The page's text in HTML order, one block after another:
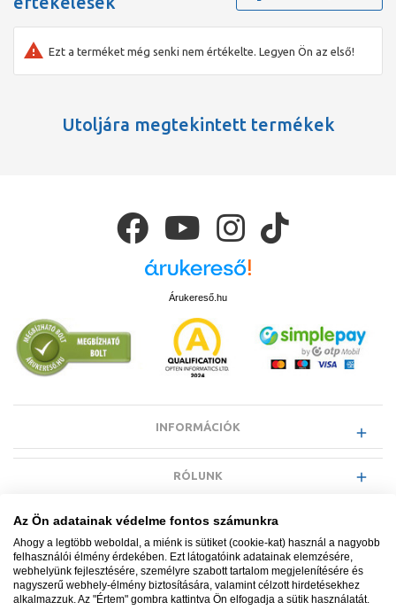
Ezt a terméket még senki nem értékelte. Legyen Ön az első!
Utoljára megtekintett termékek
Árukereső.hu
INFORMÁCIÓK
RÓLUNK
EGYÉB INFORMÁCIÓK
VÁSÁRLÓI INFORMÁCIÓK
Az Ön adatainak védelme fontos számunkra
Ahogy a legtöbb weboldal, a miénk is sütiket (cookie-kat) használ a nagyobb
felhasználói élmény érdekében. Ezt látogatóink adatainak elemzésére,
webhelyünk fejlesztésére, személyre szabott tartalom megjelenítésére és
nagyszerű webhely-élmény biztosítására, valamint célzott hirdetésekhez
alkalmazzuk. Az "Értem" gombra kattintva Ön elfogadja a sütik használatát.